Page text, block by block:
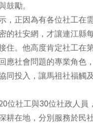
鼓勵。
，正因為有各位社工在
的社安網，才讓連江縣
住。他高度肯定社工在
應社會問題的專業角色
同投入，讓馬祖社福觸
位社工與30位社政人員
耕在地，分別服務於民